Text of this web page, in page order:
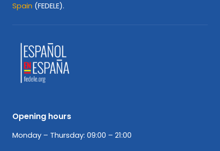
Spain (FEDELE).
Opening hours
Monday – Thursday: 09:00 – 21:00